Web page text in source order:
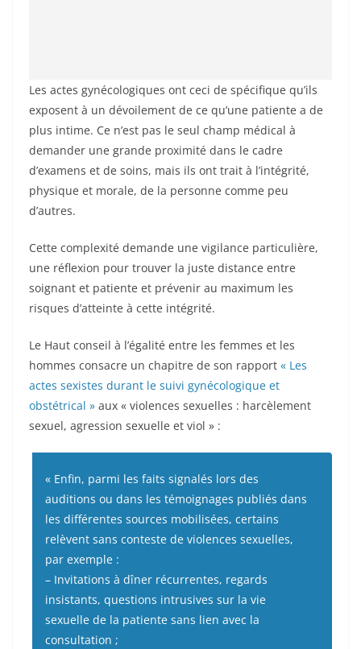
Les actes gynécologiques ont ceci de spécifique qu’ils
exposent à un dévoilement de ce qu’une patiente a de
plus intime. Ce n’est pas le seul champ médical à
demander une grande proximité dans le cadre
d’examens et de soins, mais ils ont trait à l’intégrité,
physique et morale, de la personne comme peu
d’autres.
Cette complexité demande une vigilance particulière,
une réflexion pour trouver la juste distance entre
soignant et patiente et prévenir au maximum les
risques d’atteinte à cette intégrité.
Le Haut conseil à l’égalité entre les femmes et les
hommes consacre un chapitre de son rapport « Les
actes sexistes durant le suivi gynécologique et
obstétrical » aux « violences sexuelles : harcèlement
sexuel, agression sexuelle et viol » :
« Enfin, parmi les faits signalés lors des
auditions ou dans les témoignages publiés dans
les différentes sources mobilisées, certains
relèvent sans conteste de violences sexuelles,
par exemple :
– Invitations à dîner récurrentes, regards
insistants, questions intrusives sur la vie
sexuelle de la patiente sans lien avec la
consultation ;